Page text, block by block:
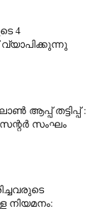
4
വ്യാപിക്കുന്നു
ആപ്പ് തട്ടിപ്പ് :
സംഘം
നിയമനം: